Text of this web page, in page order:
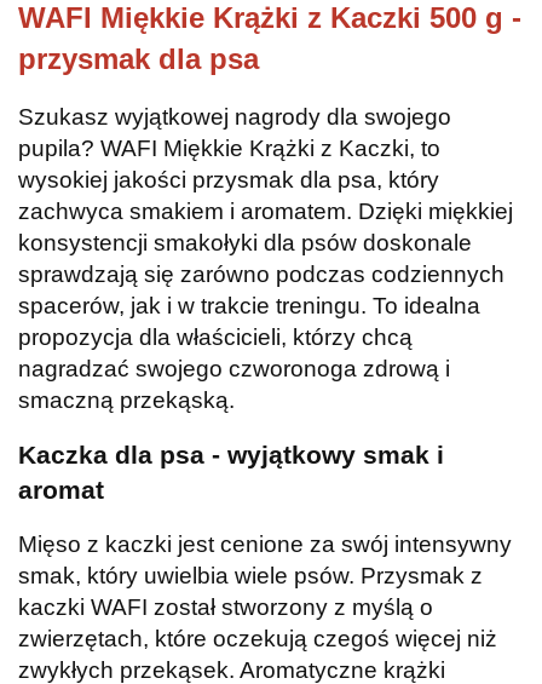
WAFI Miękkie Krążki z Kaczki 500 g -
przysmak dla psa
Szukasz wyjątkowej nagrody dla swojego
pupila? WAFI Miękkie Krążki z Kaczki, to
wysokiej jakości przysmak dla psa, który
zachwyca smakiem i aromatem. Dzięki miękkiej
konsystencji smakołyki dla psów doskonale
sprawdzają się zarówno podczas codziennych
spacerów, jak i w trakcie treningu. To idealna
propozycja dla właścicieli, którzy chcą
nagradzać swojego czworonoga zdrową i
smaczną przekąską.
Kaczka dla psa - wyjątkowy smak i
aromat
Mięso z kaczki jest cenione za swój intensywny
smak, który uwielbia wiele psów. Przysmak z
kaczki WAFI został stworzony z myślą o
zwierzętach, które oczekują czegoś więcej niż
zwykłych przekąsek. Aromatyczne krążki